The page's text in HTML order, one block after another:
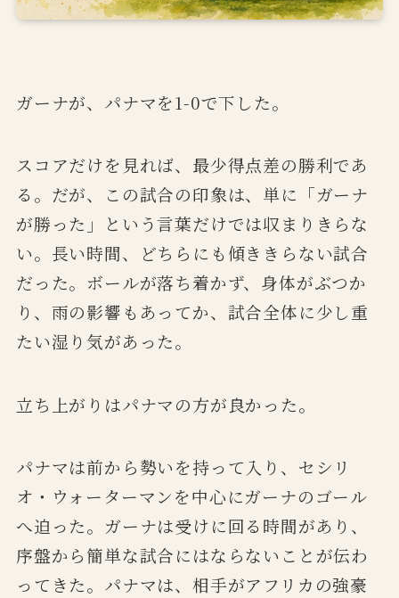
ガーナが、パナマを1-0で下した。
スコアだけを見れば、最少得点差の勝利であ
る。だが、この試合の印象は、単に「ガーナ
が勝った」という言葉だけでは収まりきらな
い。長い時間、どちらにも傾ききらない試合
だった。ボールが落ち着かず、身体がぶつか
り、雨の影響もあってか、試合全体に少し重
たい湿り気があった。
立ち上がりはパナマの方が良かった。
パナマは前から勢いを持って入り、セシリ
オ・ウォーターマンを中心にガーナのゴール
へ迫った。ガーナは受けに回る時間があり、
序盤から簡単な試合にはならないことが伝わ
ってきた。パナマは、相手がアフリカの強豪